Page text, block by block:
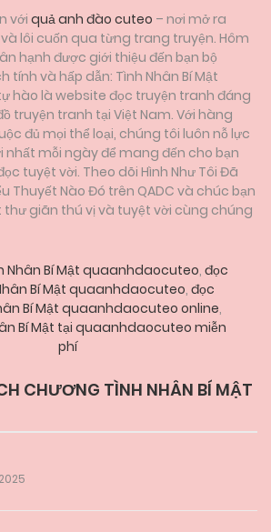
với quả anh đào cuteo – nơi mở ra
lôi cuốn qua từng trang truyện. Hôm
hạnh được giới thiệu đến bạn bộ
tính và hấp dẫn: Tình Nhân Bí Mật
hào là website đọc truyện tranh đáng
truyện tranh tại Việt Nam. Với hàng
đủ mọi thể loại, chúng tôi luôn nỗ lực
nhất mỗi ngày để mang đến cho bạn
tuyệt vời. Theo dõi Hình Như Tôi Đã
Thuyết Nào Đó trên QADC và chúc bạn
giãn thú vị và tuyệt vời cùng chúng
Nhân Bí Mật quaanhdaocuteo, đọc
Bí Mật quaanhdaocuteo, đọc
Bí Mật quaanhdaocuteo online,
Bí Mật tại quaanhdaocuteo miễn
phí
CHƯƠNG TÌNH NHÂN BÍ MẬT